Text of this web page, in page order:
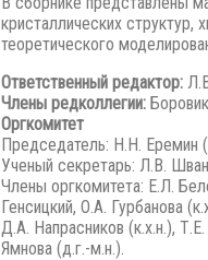
кристаллических
теоретического
Ответственный редактор:
Члены редколлегии:
Оргкомитет
Председатель: Н.Н. Еремин
Ученый секретарь: Л.В.
Члены оргкомитета: Е.Л.
Генсицкий, О.А. Гурбанова
Д.А. Напрасников (к.х.н.),
Ямнова (д.г.-м.н.).